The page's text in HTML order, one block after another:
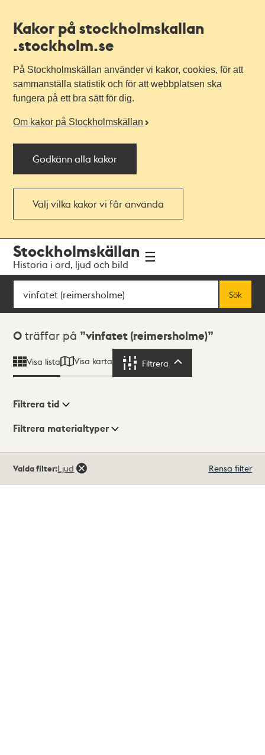
Kakor på stockholmskallan
.stockholm.se
På Stockholmskällan använder vi kakor, cookies, för att
sammanställa statistik och för att webbplatsen ska
fungera på ett bra sätt för dig.
Om kakor på Stockholmskällan
Godkänn alla kakor
Välj vilka kakor vi får använda
navigationen
huvudinnehållet
Stockholmskällan
Historia i ord, ljud och bild
Sök
Sök
Sökresultat
0 träffar på vinfatet (reimersholme)
Visa lista Visa karta Filtrera
Visningsläge
Filtrera tid
Filtrera materialtyper
träffar
Valda filter:Ljud Rensa filter